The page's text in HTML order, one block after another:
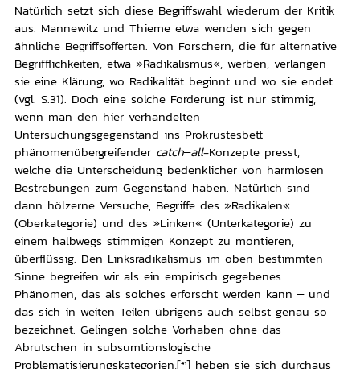
Natürlich setzt sich diese Begriffswahl wiederum der Kritik
aus. Mannewitz und Thieme etwa wenden sich gegen
ähnliche Begriffsofferten. Von Forschern, die für alternative
Begrifflichkeiten, etwa »Radikalismus«, werben, verlangen
sie eine Klärung, wo Radikalität beginnt und wo sie endet
(vgl. S.31). Doch eine solche Forderung ist nur stimmig,
wenn man den hier verhandelten
Untersuchungsgegenstand ins Prokrustesbett
phänomenübergreifender catch–all-Konzepte presst,
welche die Unterscheidung bedenklicher von harmlosen
Bestrebungen zum Gegenstand haben. Natürlich sind
dann hölzerne Versuche, Begriffe des »Radikalen«
(Oberkategorie) und des »Linken« (Unterkategorie) zu
einem halbwegs stimmigen Konzept zu montieren,
überflüssig. Den Linksradikalismus im oben bestimmten
Sinne begreifen wir als ein empirisch gegebenes
Phänomen, das als solches erforscht werden kann – und
das sich in weiten Teilen übrigens auch selbst genau so
bezeichnet. Gelingen solche Vorhaben ohne das
Abrutschen in subsumtionslogische
Problematisierungskategorien,[41]heben sie sich durchaus